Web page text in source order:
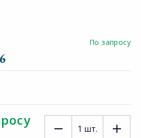
По запросу
1 шт.